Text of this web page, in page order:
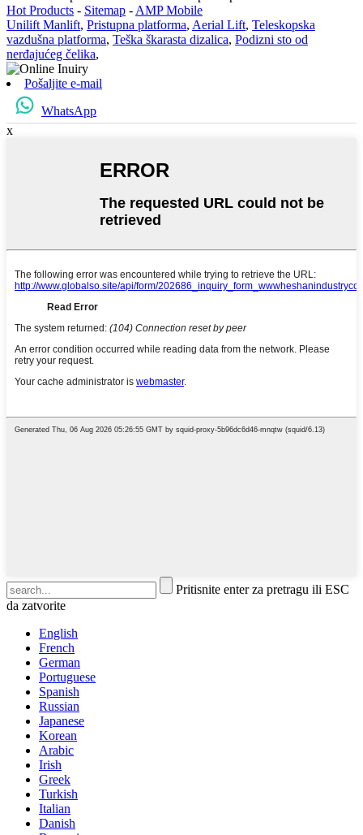
Hot Products - Sitemap - AMP Mobile
Unilift Manlift, Pristupna platforma, Aerial Lift, Teleskopska
vazdušna platforma, Teška škarasta dizalica, Podizni sto od
nerđajućeg čelika,
Pošaljite e-mail
WhatsApp
x
Pritisnite enter za pretragu ili ESC
da zatvorite
English
French
German
Portuguese
Spanish
Russian
Japanese
Korean
Arabic
Irish
Greek
Turkish
Italian
Danish